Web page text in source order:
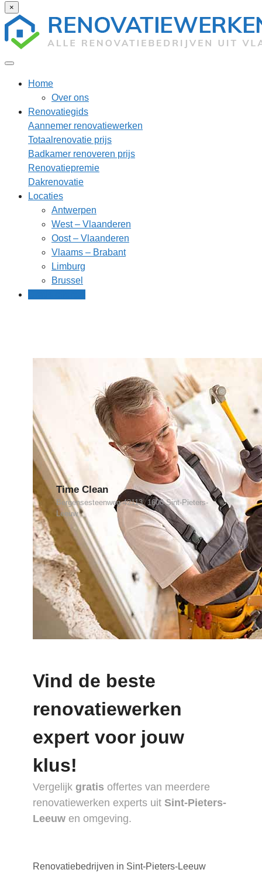
×
Home
Over ons
Renovatiegids
Aannemer renovatiewerken
Totaalrenovatie prijs
Badkamer renoveren prijs
Renovatiepremie
Dakrenovatie
Locaties
Antwerpen
West – Vlaanderen
Oost – Vlaanderen
Vlaams – Brabant
Limburg
Brussel
Time Clean
Bergensesteenweg 42113, 1600 Sint-Pieters-
Leeuw
Vind de beste
renovatiewerken
expert voor jouw
klus!
Vergelijk gratis offertes van meerdere
renovatiewerken experts uit Sint-Pieters-
Leeuw en omgeving.
Renovatiebedrijven in Sint-Pieters-Leeuw